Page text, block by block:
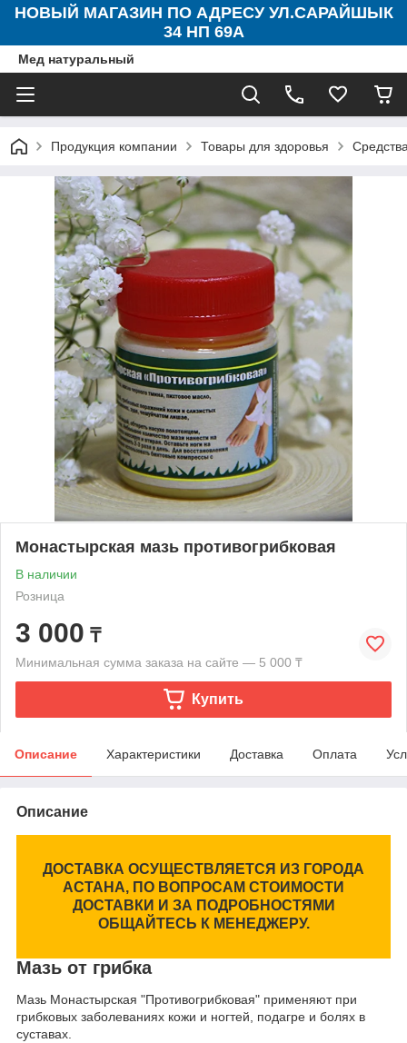
НОВЫЙ МАГАЗИН ПО АДРЕСУ УЛ.САРАЙШЫК
34 НП 69А
Мед натуральный
Продукция компании Товары для здоровья
Монастырская мазь противогрибковая
В наличии
Розница
3 000 ₸
Минимальная сумма заказа на сайте — 5 000 ₸
Купить
Описание Характеристики Доставка Оплата
Описание
ДОСТАВКА ОСУЩЕСТВЛЯЕТСЯ ИЗ ГОРОДА
АСТАНА, ПО ВОПРОСАМ СТОИМОСТИ
ДОСТАВКИ И ЗА ПОДРОБНОСТЯМИ
ОБЩАЙТЕСЬ К МЕНЕДЖЕРУ.
Мазь от грибка
Мазь Монастырская "Противогрибковая" применяют при
грибковых заболеваниях кожи и ногтей, подагре и болях в
суставах.